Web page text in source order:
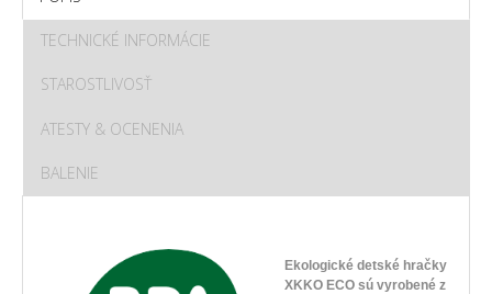
TECHNICKÉ INFORMÁCIE
STAROSTLIVOSŤ
ATESTY & OCENENIA
BALENIE
Ekologické detské hračky
XKKO ECO sú vyrobené z